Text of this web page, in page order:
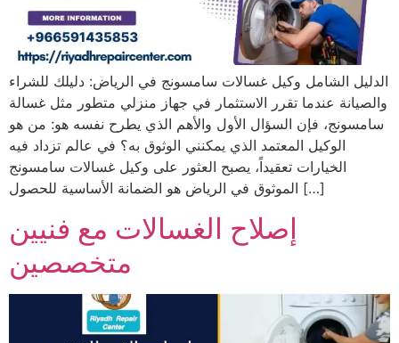
الدليل الشامل وكيل غسالات سامسونج في الرياض: دليلك للشراء
والصيانة عندما تقرر الاستثمار في جهاز منزلي متطور مثل غسالة
سامسونج، فإن السؤال الأول والأهم الذي يطرح نفسه هو: من هو
الوكيل المعتمد الذي يمكنني الوثوق به؟ في عالم تزداد فيه
الخيارات تعقيداً، يصبح العثور على وكيل غسالات سامسونج
الموثوق في الرياض هو الضمانة الأساسية للحصول […]
إصلاح الغسالات مع فنيين
متخصصين